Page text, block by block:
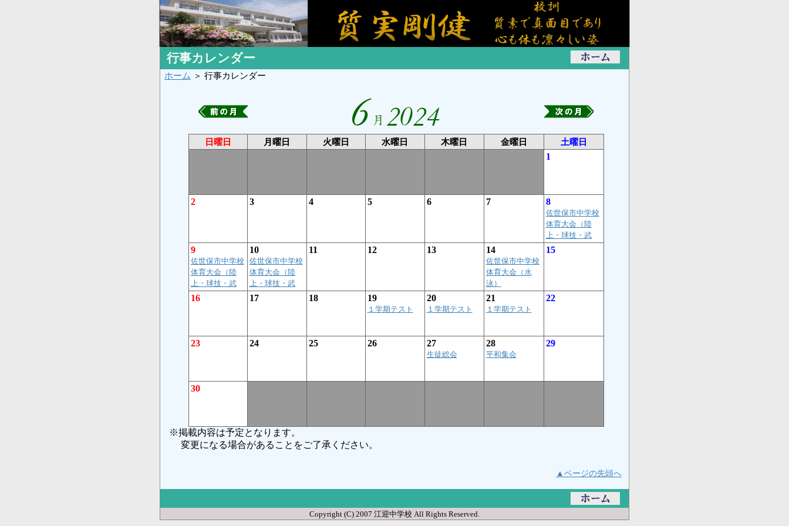
行事カレンダー
ホーム ＞ 行事カレンダー
日曜日 月曜日 火曜日 水曜日 木曜日 金曜日
土曜日
1
2 3 4 5 6 7 8
佐世保市中学校
体育大会（陸
上・球技・武
9
佐世保市中学校
体育大会（陸
上・球技・武
10
佐世保市中学校
体育大会（陸
上・球技・武
11 12 13 14
佐世保市中学校
体育大会（水
泳）
15
16 17 18 19
１学期テスト
20
１学期テスト
21
１学期テスト
22
23 24 25 26 27
生徒総会
28
平和集会
29
30
※掲載内容は予定となります。
変更になる場合があることをご了承ください。
▲ページの先頭へ
Copyright (C) 2007 江迎中学校 All Rights Reserved.